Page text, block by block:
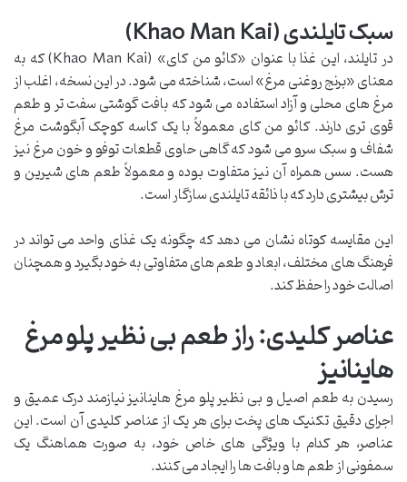
سبک تایلندی (Khao Man Kai)
در تایلند، این غذا با عنوان «کائو من کای» (Khao Man Kai) که به
معنای «برنج روغنی مرغ» است، شناخته می شود. در این نسخه، اغلب از
مرغ های محلی و آزاد استفاده می شود که بافت گوشتی سفت تر و طعم
قوی تری دارند. کائو من کای معمولاً با یک کاسه کوچک آبگوشت مرغ
شفاف و سبک سرو می شود که گاهی حاوی قطعات توفو و خون مرغ نیز
هست. سس همراه آن نیز متفاوت بوده و معمولاً طعم های شیرین و
ترش بیشتری دارد که با ذائقه تایلندی سازگار است.
این مقایسه کوتاه نشان می دهد که چگونه یک غذای واحد می تواند در
فرهنگ های مختلف، ابعاد و طعم های متفاوتی به خود بگیرد و همچنان
اصالت خود را حفظ کند.
عناصر کلیدی: راز طعم بی نظیر پلو مرغ
هاینانیز
رسیدن به طعم اصیل و بی نظیر پلو مرغ هاینانیز نیازمند درک عمیق و
اجرای دقیق تکنیک های پخت برای هر یک از عناصر کلیدی آن است. این
عناصر، هر کدام با ویژگی های خاص خود، به صورت هماهنگ یک
سمفونی از طعم ها و بافت ها را ایجاد می کنند.